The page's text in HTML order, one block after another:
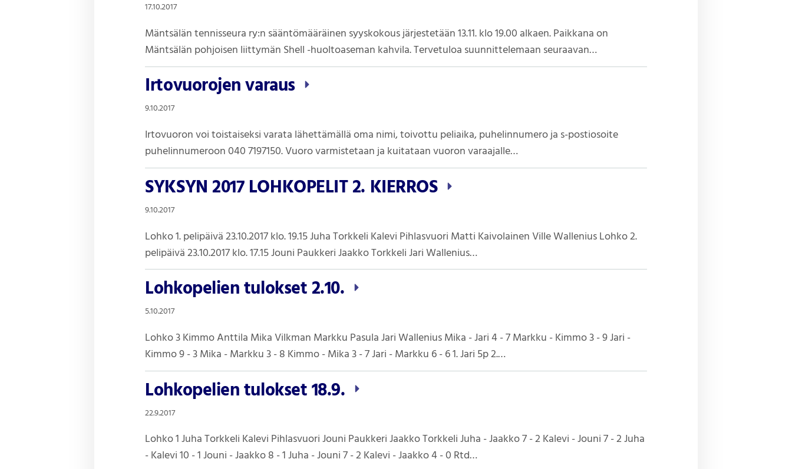
17.10.2017
Mäntsälän tennisseura ry:n sääntömääräinen syyskokous järjestetään 13.11. klo 19.00 alkaen. Paikkana on
Mäntsälän pohjoisen liittymän Shell -huoltoaseman kahvila. Tervetuloa suunnittelemaan seuraavan…
Irtovuorojen varaus
9.10.2017
Irtovuoron voi toistaiseksi varata lähettämällä oma nimi, toivottu peliaika, puhelinnumero ja s-postiosoite
puhelinnumeroon 040 7197150. Vuoro varmistetaan ja kuitataan vuoron varaajalle…
SYKSYN 2017 LOHKOPELIT 2. KIERROS
9.10.2017
Lohko 1. pelipäivä 23.10.2017 klo. 19.15 Juha Torkkeli Kalevi Pihlasvuori Matti Kaivolainen Ville Wallenius Lohko 2.
pelipäivä 23.10.2017 klo. 17.15 Jouni Paukkeri Jaakko Torkkeli Jari Wallenius…
Lohkopelien tulokset 2.10.
5.10.2017
Lohko 3 Kimmo Anttila Mika Vilkman Markku Pasula Jari Wallenius Mika - Jari 4 - 7 Markku - Kimmo 3 - 9 Jari -
Kimmo 9 - 3 Mika - Markku 3 - 8 Kimmo - Mika 3 - 7 Jari - Markku 6 - 6 1. Jari 5p 2.…
Lohkopelien tulokset 18.9.
22.9.2017
Lohko 1 Juha Torkkeli Kalevi Pihlasvuori Jouni Paukkeri Jaakko Torkkeli Juha - Jaakko 7 - 2 Kalevi - Jouni 7 - 2 Juha
- Kalevi 10 - 1 Jouni - Jaakko 8 - 1 Juha - Jouni 7 - 2 Kalevi - Jaakko 4 - 0 Rtd…